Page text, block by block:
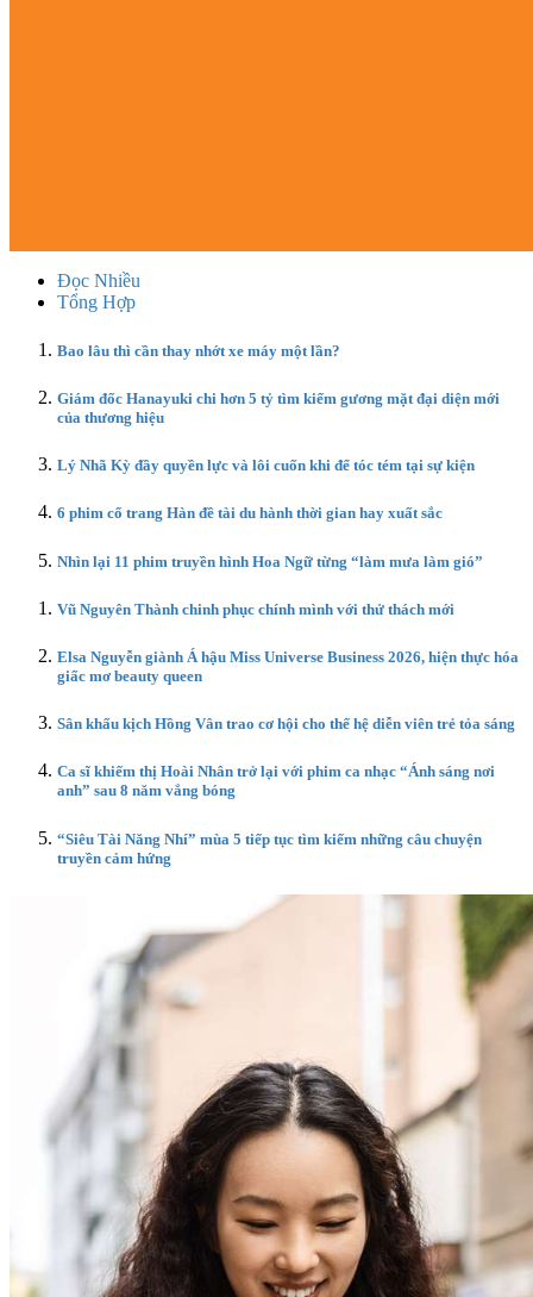
Đọc Nhiều
Tổng Hợp
Bao lâu thì cần thay nhớt xe máy một lần?
Giám đốc Hanayuki chi hơn 5 tỷ tìm kiếm gương mặt đại diện mới
của thương hiệu
Lý Nhã Kỳ đầy quyền lực và lôi cuốn khi để tóc tém tại sự kiện
6 phim cổ trang Hàn đề tài du hành thời gian hay xuất sắc
Nhìn lại 11 phim truyền hình Hoa Ngữ từng “làm mưa làm gió”
Vũ Nguyên Thành chinh phục chính mình với thử thách mới
Elsa Nguyễn giành Á hậu Miss Universe Business 2026, hiện thực hóa
giấc mơ beauty queen
Sân khấu kịch Hồng Vân trao cơ hội cho thế hệ diễn viên trẻ tỏa sáng
Ca sĩ khiếm thị Hoài Nhân trở lại với phim ca nhạc “Ánh sáng nơi
anh” sau 8 năm vắng bóng
“Siêu Tài Năng Nhí” mùa 5 tiếp tục tìm kiếm những câu chuyện
truyền cảm hứng